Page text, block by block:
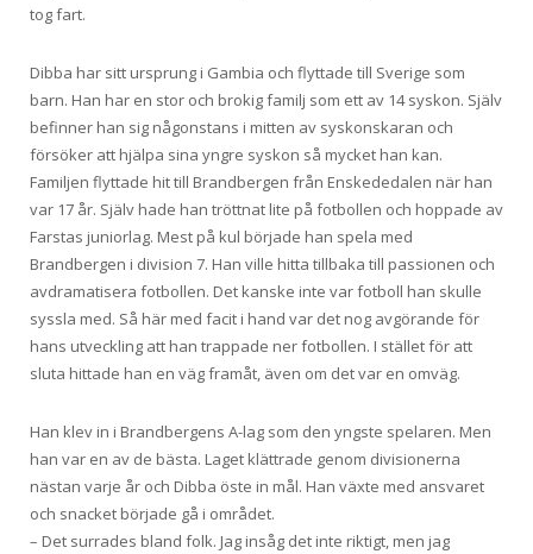
tog fart.
Dibba har sitt ursprung i Gambia och flyttade till Sverige som
barn. Han har en stor och brokig familj som ett av 14 syskon. Själv
befinner han sig någonstans i mitten av syskonskaran och
försöker att hjälpa sina yngre syskon så mycket han kan.
Familjen flyttade hit till Brandbergen från Enskededalen när han
var 17 år. Själv hade han tröttnat lite på fotbollen och hoppade av
Farstas juniorlag. Mest på kul började han spela med
Brandbergen i division 7. Han ville hitta tillbaka till passionen och
avdramatisera fotbollen. Det kanske inte var fotboll han skulle
syssla med. Så här med facit i hand var det nog avgörande för
hans utveckling att han trappade ner fotbollen. I stället för att
sluta hittade han en väg framåt, även om det var en omväg.
Han klev in i Brandbergens A-lag som den yngste spelaren. Men
han var en av de bästa. Laget klättrade genom divisionerna
nästan varje år och Dibba öste in mål. Han växte med ansvaret
och snacket började gå i området.
– Det surrades bland folk. Jag insåg det inte riktigt, men jag